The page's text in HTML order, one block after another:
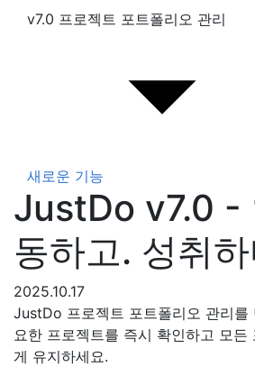
v7.0 프로젝트 포트폴리오 관리
새로운 기능
JustDo v7.0 -
동하고. 성취
2025.10.17
JustDo 프로젝트 포트폴리오 관리를
요한 프로젝트를 즉시 확인하고 모든
게 유지하세요.